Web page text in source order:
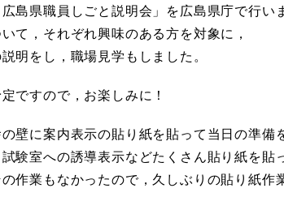
県職員しごと説明会」を広島県庁で行い
て，それぞれ興味のある方を対象に，
明をし，職場見学もしました。
ですので，お楽しみに！
壁に案内表示の貼り紙を貼って当日の準備
験室への誘導表示などたくさん貼り紙を貼
作業もなかったので，久しぶりの貼り紙作